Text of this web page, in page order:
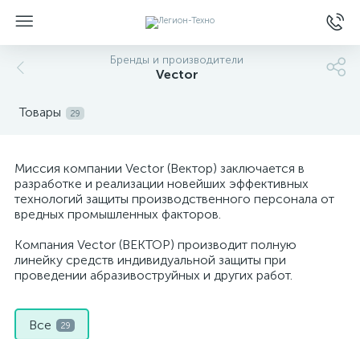
Бренды и производители
Vector
Товары 29
Миссия компании Vector (Вектор) заключается в
разработке и реализации новейших эффективных
технологий защиты производственного персонала от
вредных промышленных факторов.
Компания Vector (ВЕКТОР) производит полную
линейку средств индивидуальной защиты при
проведении абразивоструйных и других работ.
Все 29